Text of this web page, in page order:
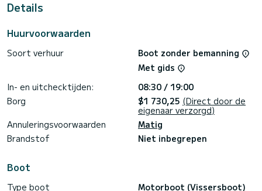
Details
Huurvoorwaarden
Soort verhuur
Boot zonder bemanning
Met gids
In- en uitchecktijden:
08:30 / 19:00
Borg
$1 730,25 (Direct door de
eigenaar verzorgd)
Annuleringsvoorwaarden
Matig
Brandstof
Niet inbegrepen
Boot
Type boot
Motorboot (Vissersboot)